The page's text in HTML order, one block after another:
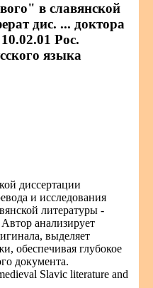
в славянской
дис. ... доктора
Рос.
языка
диссертации
и исследования
литературы -
анализирует
выделяет
обеспечивая глубокое
документа.
Slavic literature and